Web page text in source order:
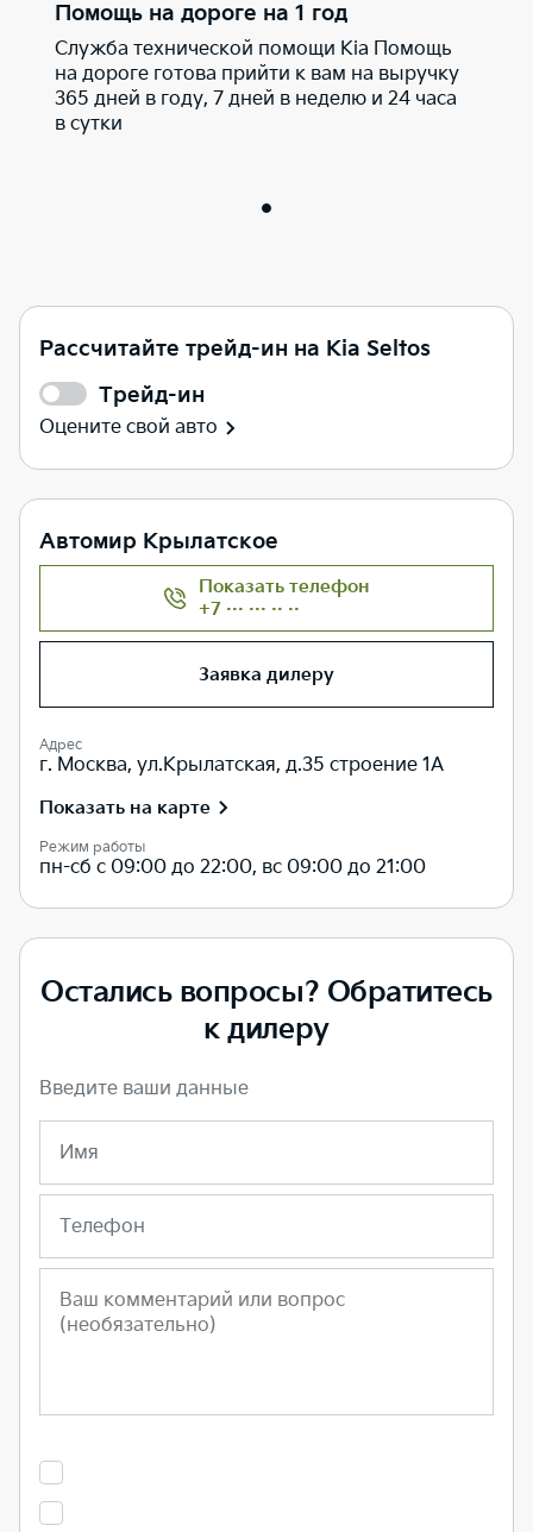
Помощь на дороге на 1 год
Служба технической помощи Kia Помощь
на дороге готова прийти к вам на выручку
365 дней в году, 7 дней в неделю и 24 часа
в сутки
Рассчитайте трейд-ин на Kia Seltos
Трейд-ин
Оцените свой авто
Автомир Крылатское
Показать телефон
+7 ··· ··· ·· ··
Заявка дилеру
Адрес
г. Москва, ул.Крылатская, д.35 строение 1А
Показать на карте
Режим работы
пн-сб с 09:00 до 22:00, вс 09:00 до 21:00
Остались вопросы? Обратитесь
к дилеру
Введите ваши данные
Имя
Телефон